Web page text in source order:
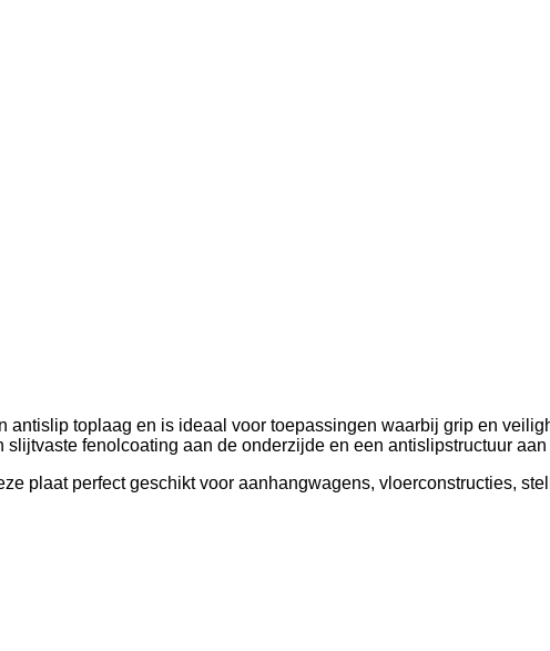
antislip toplaag en is ideaal voor toepassingen waarbij grip en
fenolcoating aan de onderzijde en een antislipstructuur
plaat perfect geschikt voor aanhangwagens, vloerconstructies,